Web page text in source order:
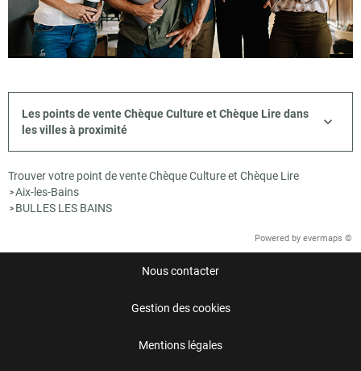
Les points de vente Chèque Culture et Chèque Lire dans
les villes à proximité
Trouver votre point de vente Chèque Culture et Chèque Lire
>Aix-les-Bains
> BULLES LES BAINS
Powered by evermaps ©
Nous contacter
Gestion des cookies
Mentions légales